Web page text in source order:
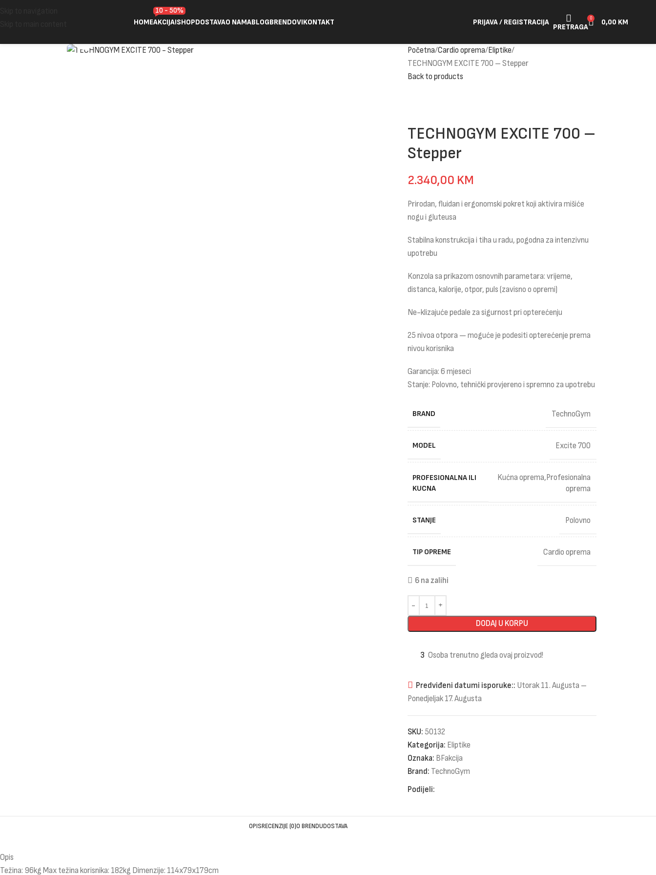
HOMEAKCIJA!
10 - 50%
SHOPDOSTAVAO NAMABLOGBRENDOVIKONTAKT PRIJAVA / REGISTRACIJA
PRETRAGA
0 0,00 KM
Početna Cardio oprema Eliptike
TECHNOGYM EXCITE 700 – Stepper
Back to products
TECHNOGYM EXCITE 700 –
Stepper
2.340,00 KM
Prirodan, fluidan i ergonomski pokret koji aktivira mišiće
nogu i gluteusa
Stabilna konstrukcija i tiha u radu, pogodna za intenzivnu
upotrebu
Konzola sa prikazom osnovnih parametara: vrijeme,
distanca, kalorije, otpor, puls (zavisno o opremi)
Ne-klizajuće pedale za sigurnost pri opterećenju
25 nivoa otpora — moguće je podesiti opterećenje prema
nivou korisnika
Garancija: 6 mjeseci
Stanje: Polovno, tehnički provjereno i spremno za upotrebu
BRAND TechnoGym
MODEL Excite 700
PROFESIONALNA ILI
KUCNA
Kućna oprema,Profesionalna
oprema
STANJE Polovno
TIP OPREME Cardio oprema
6 na zalihi
DODAJ U KORPU
3 Osoba trenutno gleda ovaj proizvod!
Predviđeni datumi isporuke:: Utorak 11. Augusta –
Ponedjeljak 17. Augusta
SKU: 50132
Kategorija: Eliptike
Oznaka: BFakcija
Brand: TechnoGym
Podijeli:
OPISRECENZIJE (0)O BRENDUDOSTAVA
Opis
Težina: 96kg Max težina korisnika: 182kg Dimenzije: 114x79x179cm